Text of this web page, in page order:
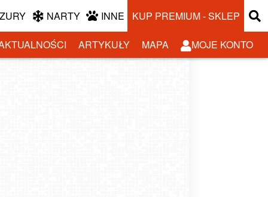
NARTY INNE KUP PREMIUM - SKLEP
ARTYKUŁY MAPA
MOJE KONTO